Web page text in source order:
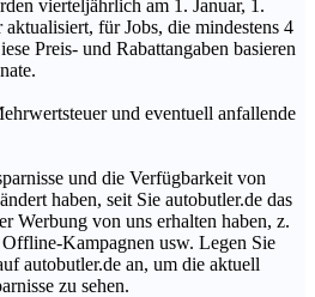
vierteljährlich am 1. Januar, 1.
für Jobs, die mindestens 4
Preis- und Rabattangaben basieren
und eventuell anfallende
und die Verfügbarkeit von
haben, seit Sie autobutler.de das
Werbung von uns erhalten haben, z.
Kampagnen usw. Legen Sie
autobutler.de an, um die aktuell
zu sehen.